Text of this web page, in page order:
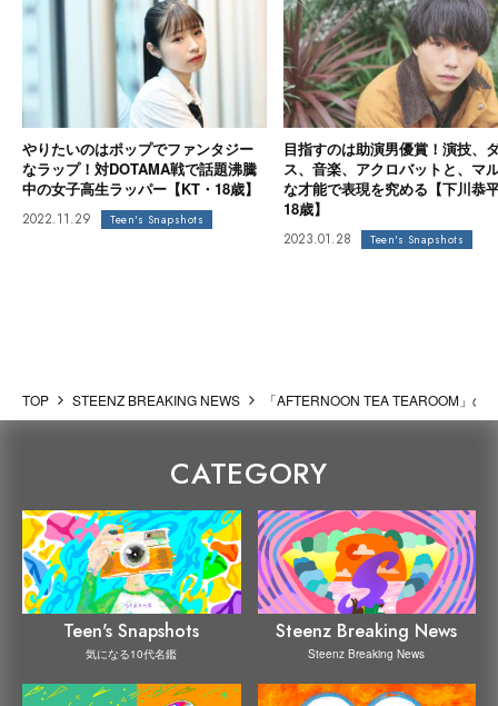
やりたいのはポップでファンタジー
なラップ！対DOTAMA戦で話題沸騰
中の女子高生ラッパー【KT・18歳】
2022.11.29 Teen's Snapshots
目指すのは助演男優賞！演技、
ス、音楽、アクロバットと、マ
な才能で表現を究める【下川恭
18歳】
2023.01.28 Teen's Snapshots
TOP STEENZ BREAKING NEWS 「AFTERNOON TEA TEAROOM」
CATEGORY
Teen's Snapshots
気になる10代名鑑
Steenz Breaking News
Steenz Breaking News